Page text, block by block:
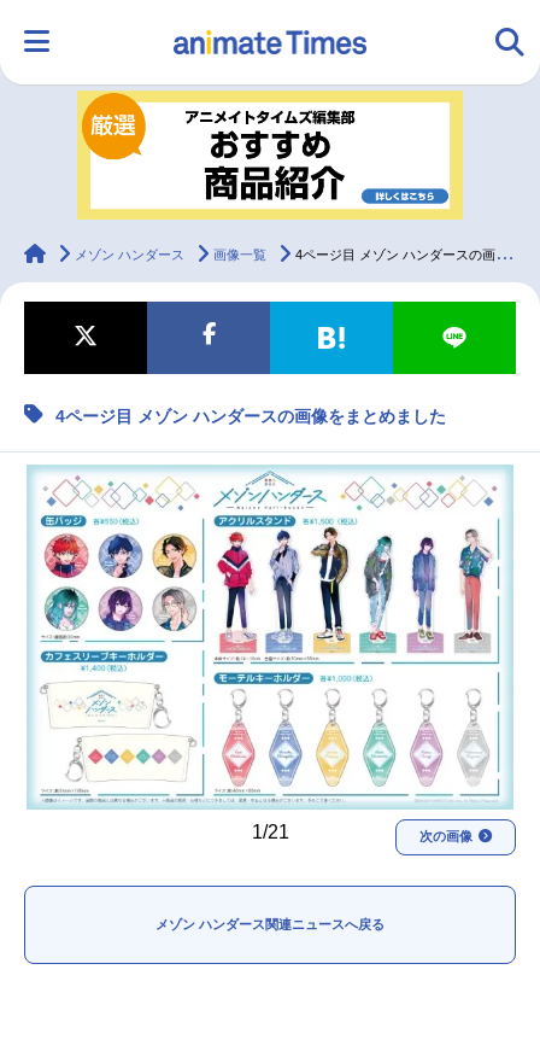
ランキング アニメ
ラジオ みんなの声
マンガ・ラノベ ゲーム・アプリ 音楽 コスプレ
配信・Vtuber トレンド 無料マンガ
最新記事一覧
アニメ記事一覧 声優記事一覧
アニメ映画一覧 実写化映画一覧
今期アニメ曜日別一覧
春アニメ 夏アニメ
秋アニメ 冬アニメ
男性声優/女性声優一覧
animateTimes
メゾン ハンダース 画像一覧 4ページ目 メゾン ハンダースの画像をまとめました
4ページ目 メゾン ハンダースの画像をまとめました
1/21 次の画像
メゾン ハンダース関連ニュースへ戻る